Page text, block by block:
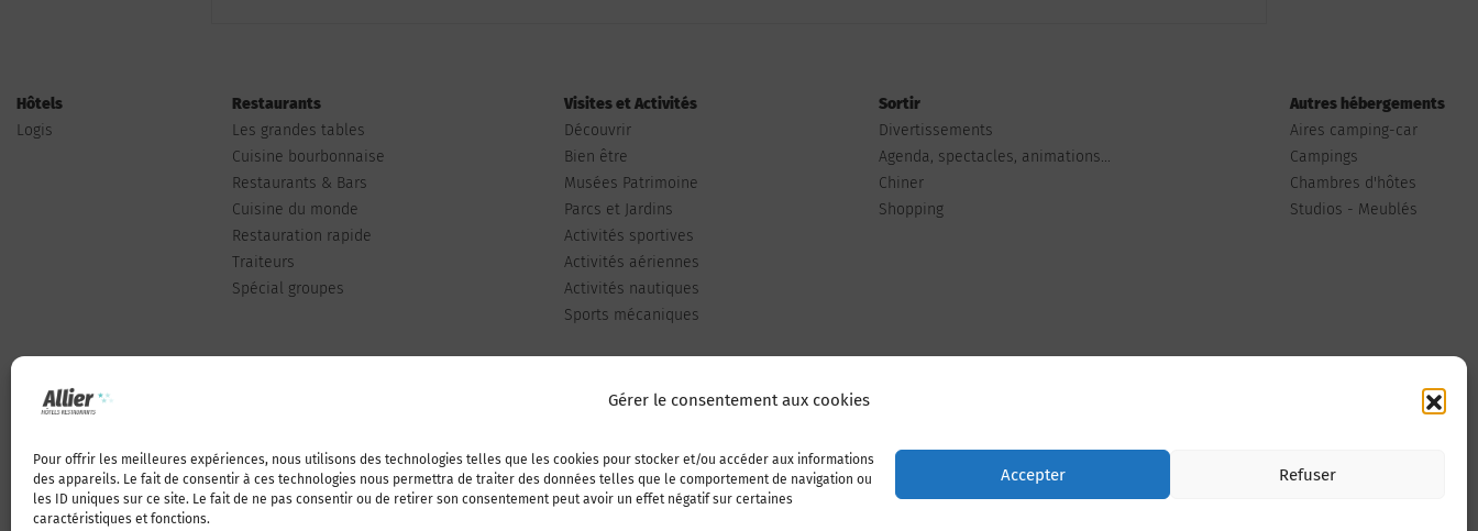
Gérer le consentement aux cookies
Pour offrir les meilleures expériences, nous utilisons des technologies telles que les cookies pour stocker et/ou accéder aux informations
des appareils. Le fait de consentir à ces technologies nous permettra de traiter des données telles que le comportement de navigation ou
les ID uniques sur ce site. Le fait de ne pas consentir ou de retirer son consentement peut avoir un effet négatif sur certaines
caractéristiques et fonctions.
Accepter Refuser
Hôtels
Logis
Restaurants
Les grandes tables
Cuisine bourbonnaise
Restaurants & Bars
Cuisine du monde
Restauration rapide
Traiteurs
Spécial groupes
Visites et Activités
Découvrir
Bien être
Musées Patrimoine
Parcs et Jardins
Activités sportives
Activités aériennes
Activités nautiques
Sports mécaniques
Sortir
Divertissements
Agenda, spectacles, animations...
Chiner
Shopping
Autres hébergements
Aires camping-car
Campings
Chambres d'hôtes
Studios - Meublés
Qui sommes-nous Publiez votre annonce Adhérer à l’association Nous contacter